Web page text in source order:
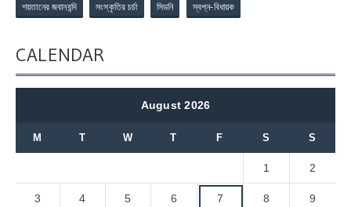
শয়তানের জবানবন্দি সংস্কৃতির চর্চা সিডনি স্বপ্ন-বিধায়ক
CALENDAR
August 2026
M T W T F S S
1 2
3 4 5 6 7 8 9